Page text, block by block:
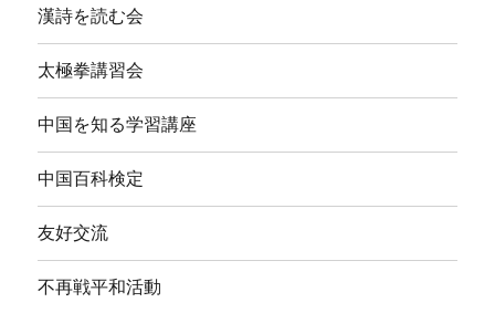
漢詩を読む会
太極拳講習会
中国を知る学習講座
中国百科検定
友好交流
不再戦平和活動